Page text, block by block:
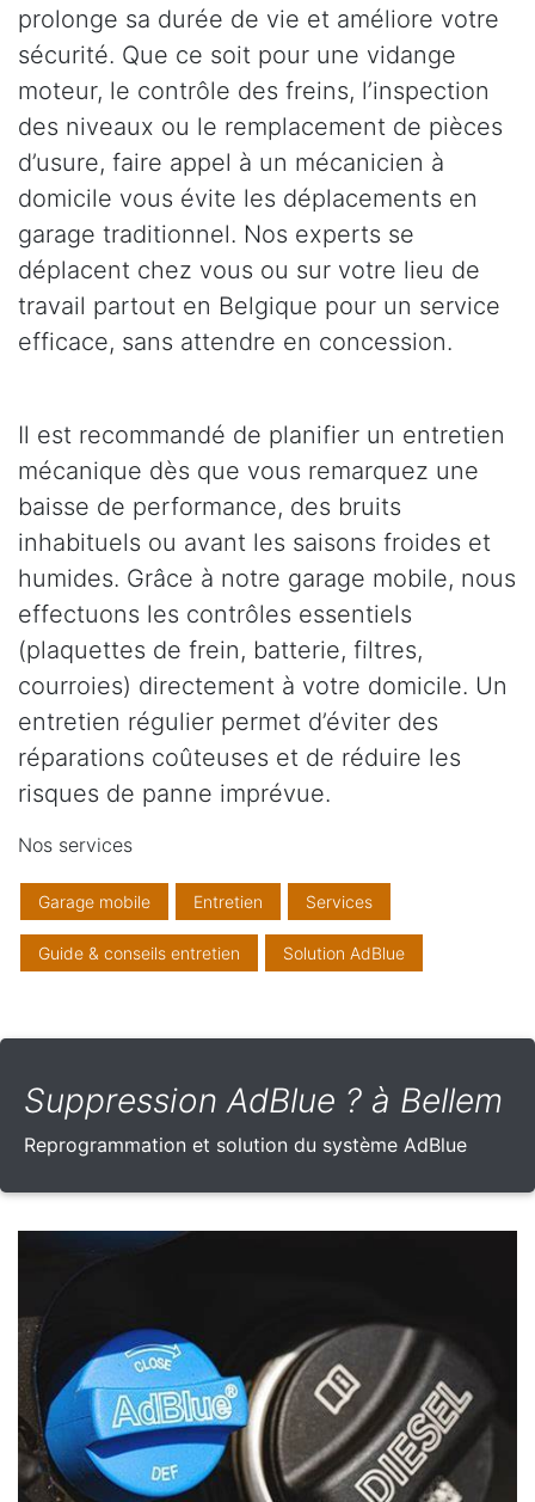
prolonge sa durée de vie et améliore votre
sécurité. Que ce soit pour une vidange
moteur, le contrôle des freins, l’inspection
des niveaux ou le remplacement de pièces
d’usure, faire appel à un mécanicien à
domicile vous évite les déplacements en
garage traditionnel. Nos experts se
déplacent chez vous ou sur votre lieu de
travail partout en Belgique pour un service
efficace, sans attendre en concession.
Il est recommandé de planifier un entretien
mécanique dès que vous remarquez une
baisse de performance, des bruits
inhabituels ou avant les saisons froides et
humides. Grâce à notre garage mobile, nous
effectuons les contrôles essentiels
(plaquettes de frein, batterie, filtres,
courroies) directement à votre domicile. Un
entretien régulier permet d’éviter des
réparations coûteuses et de réduire les
risques de panne imprévue.
Nos services
Garage mobile Entretien Services
Guide & conseils entretien Solution AdBlue
Suppression AdBlue ? à Bellem
Reprogrammation et solution du système AdBlue